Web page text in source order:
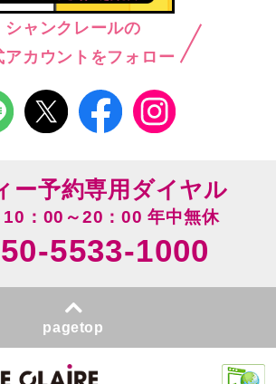
シャンクレールの
アカウントをフォロー
ー予約専用ダイヤル
10：00～20：00 年中無休
5533-1000
pagetop